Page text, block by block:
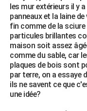
HIGH-TECH
Mobiles
Meilleur smartphone
Internet
Ordinateurs
Jeux vidéo
Guide high-tech
+BRICOLAGE
Forum
Aménagement intérieur
Extérieur
Cuisine
Salle de bains
Jardinage
Rangement
WEEK-END
Guides de France
Escapades
Patrimoine
Expositions
Musées
Week-end nature
LIFESTYLE
Art de vivre
Bien-être
Loisirs
ModeModes de vie
SANTE
les mur extérieurs il y
panneaux et la laine
fin comme de la sciure
particules brillantes
maison soit assez
comme du sable, car
plaques de bois sont
par terre, on a essaye
ils ne savent ce que
une idée?